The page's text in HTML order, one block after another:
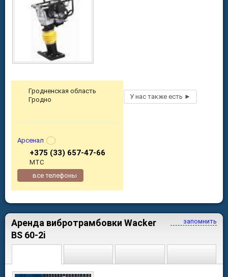
Гродненская область
Гродно
Арсенал
+375 (33) 657-47-66
МТС
все телефоны
запомнить
Аренда вибротрамбовки Wacker
BS 60-2i